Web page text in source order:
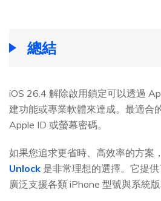
總結
iOS 26.4 解除啟用鎖定可以透過
建功能或專業軟體來達成。最適合
Apple ID 或螢幕密碼。
如果您追求更省時、高效率的方案，
Unlock 是非常理想的選擇。它提
廣泛支援各類 iPhone 型號與系統版